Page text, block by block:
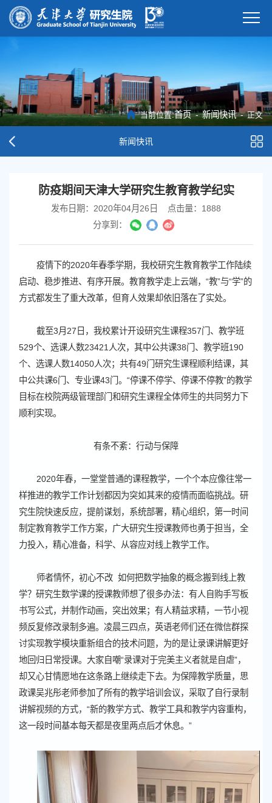
当前位置:首页 - 新闻快讯 - 正文
新闻快讯
防疫期间天津大学研究生教育教学纪实
发布日期：2020年04月26日 点击量： 1888
分享到：
疫情下的2020年春季学期，我校研究生教育教学工作陆续
启动、稳步推进、有序开展。教育教学走上云端，“教”与“学”的
方式都发生了重大改革，但育人效果却依旧落在了实处。
截至3月27日，我校累计开设研究生课程357门、教学班
529个、选课人数23421人次，其中公共课38门、教学班190
个、选课人数14050人次；共有49门研究生课程顺利结课，其
中公共课6门、专业课43门。“停课不停学、停课不停教”的教学
目标在校院两级管理部门和研究生课程全体师生的共同努力下
顺利实现。
有条不紊：行动与保障
2020年春，一堂堂普通的课程教学，一个个本应像往常一
样推进的教学工作计划都因为突如其来的疫情而面临挑战。研
究生院快速反应，提前谋划，系统部署，精心组织，第一时间
制定教育教学工作方案，广大研究生授课教师也勇于担当，全
力投入，精心准备，科学、从容应对线上教学工作。
师者情怀，初心不改 如何把数学抽象的概念搬到线上教
学？研究生数学课的授课教师想了很多办法：有人自购手写板
书写公式，并制作动画，突出效果；有人精益求精，一节小视
频反复修改录制多遍。凌晨三四点，英语老师们还在微信群探
讨实现教学模块重新组合的技术问题，为的是让录课讲解更好
地回归日常授课。大家自嘲“录课对于完美主义者就是自虐”，
却又心甘情愿地在这条路上继续走下去。为保障教学质量，思
政课吴兆彤老师参加了所有的教学培训会议，采取了自行录制
讲解视频的方式，“新的教学方式、教学工具和教学内容重构，
这一段时间基本每天都是夜里两点后才休息。”